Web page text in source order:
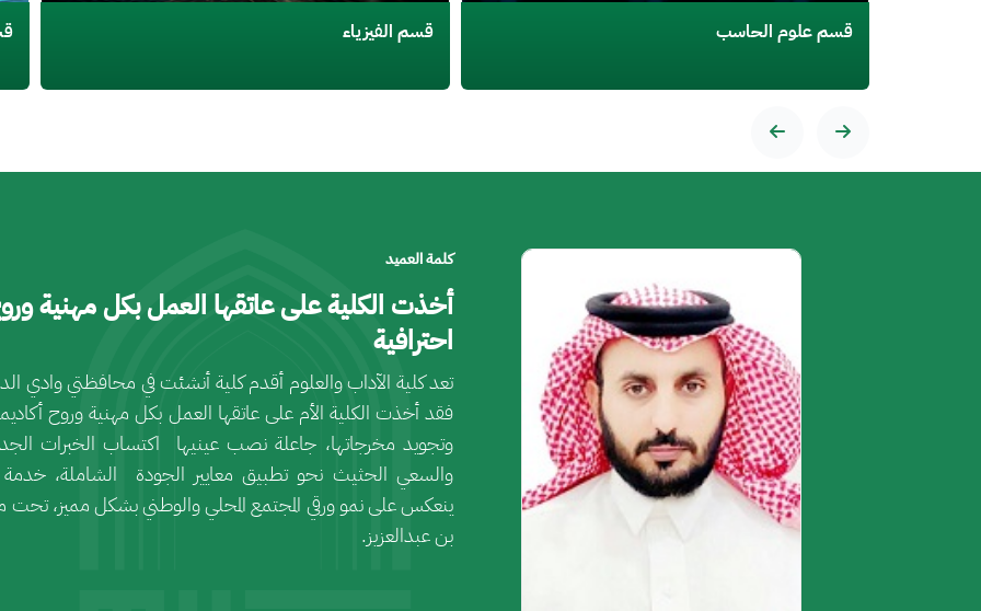
قسم الفيزياء قسم الكيمياء
كلمة العميد
أخذت الكلية على عاتقها العمل بكل مهنية
احترافية
تعد كلية الآداب والعلوم أقدم كلية أنشئت في محافظتي وادي
فقد أخذت الكلية الأم على عاتقها العمل بكل مهنية وروح
وتجويد مخرجاتها، جاعلة نصب عينيها اكتساب الخبرات
والسعي الحثيث نحو تطبيق معايير الجودة الشاملة، خدمة
ينعكس على نمو ورقي المجتمع المحلي والوطني بشكل مميز، تحت
بن عبدالعزيز.
الصورة